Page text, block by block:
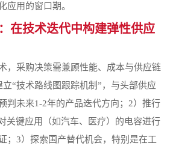
应用的窗口期。
在技术迭代中构建弹性供应
，采购决策需兼顾性能、成本与供应链
“技术路线图跟踪机制”，与头部供应
判未来1-2年的产品迭代方向；2）推行
关键应用（如汽车、医疗）的电容进行
；3）探索国产替代机会，特别是在工